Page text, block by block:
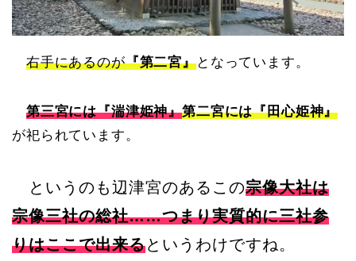
右手にあるのが『第二宮』となっています。
第三宮には『湍津姫神』第二宮には『田心姫神』
が祀られています。
というのも辺津宮のあるこの宗像大社は
宗像三社の総社……つまり実質的に三社参
りはここで出来るというわけですね。